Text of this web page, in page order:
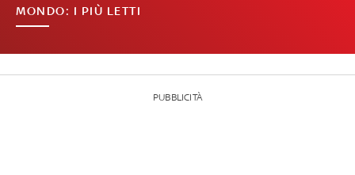
MONDO: I PIÙ LETTI
PUBBLICITÀ